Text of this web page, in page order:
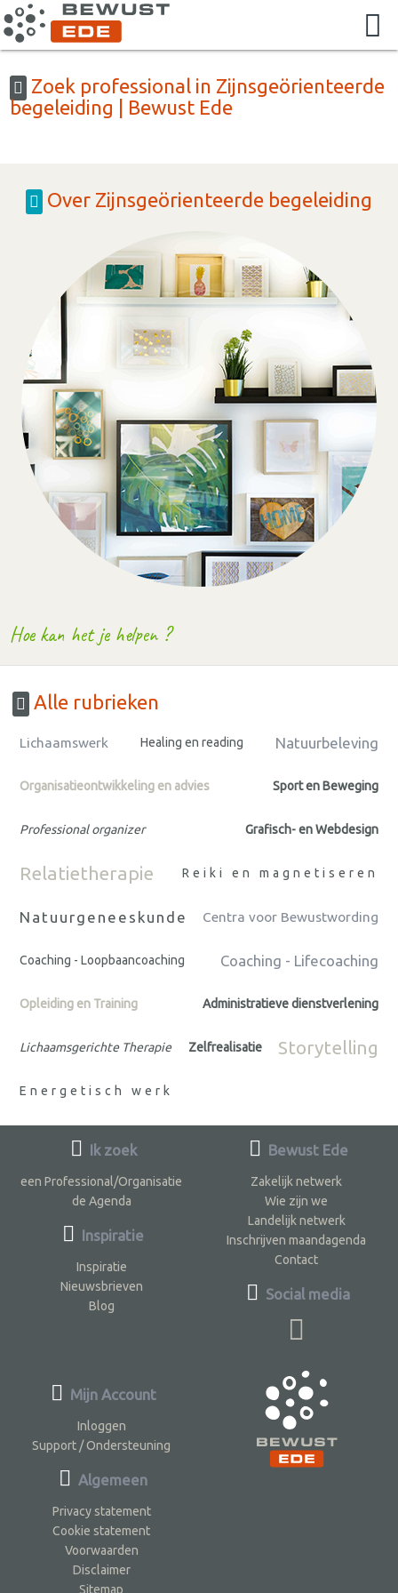
Zoek professional in Zijnsgeörienteerde
begeleiding | Bewust Ede
Over Zijnsgeörienteerde begeleiding
Hoe kan het je helpen ?
Alle rubrieken
Lichaamswerk Healing en reading Natuurbeleving
Organisatieontwikkeling en advies Sport en Beweging
Professional organizer Grafisch- en Webdesign
Relatietherapie Reiki en magnetiseren
Natuurgeneeskunde Centra voor Bewustwording
Coaching - Loopbaancoaching Coaching - Lifecoaching
Opleiding en Training Administratieve dienstverlening
Lichaamsgerichte Therapie Zelfrealisatie Storytelling
Energetisch werk
Ik zoek
een Professional/Organisatie
de Agenda
Inspiratie
Inspiratie
Nieuwsbrieven
Blog
Bewust Ede
Zakelijk netwerk
Wie zijn we
Landelijk netwerk
Inschrijven maandagenda
Contact
Social media
Mijn Account
Inloggen
Support / Ondersteuning
Algemeen
Privacy statement
Cookie statement
Voorwaarden
Disclaimer
Sitemap